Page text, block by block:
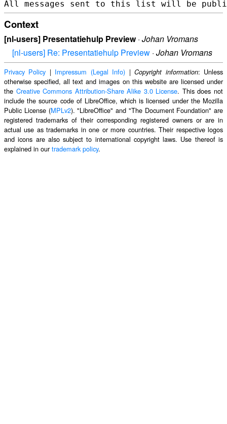
Context
[nl-users] Presentatiehulp Preview· Johan Vromans
[nl-users] Re: Presentatiehulp Preview · Johan Vromans
Privacy Policy | Impressum (Legal Info) |Copyright information: Unless
otherwise specified, all text and images on this website are licensed under
the Creative Commons Attribution-Share Alike 3.0 License. This does not
include the source code of LibreOffice, which is licensed under the Mozilla
Public License (MPLv2). "LibreOffice" and "The Document Foundation" are
registered trademarks of their corresponding registered owners or are in
actual use as trademarks in one or more countries. Their respective logos
and icons are also subject to international copyright laws. Use thereof is
explained in ourtrademark policy.